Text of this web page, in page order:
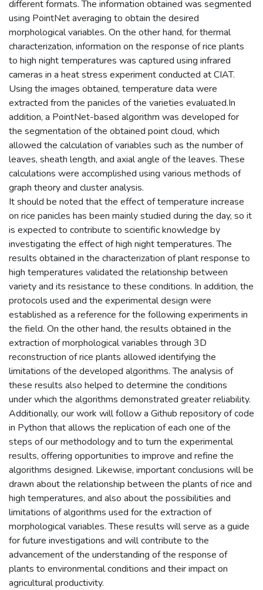
different formats. The information obtained was segmented
using PointNet averaging to obtain the desired
morphological variables. On the other hand, for thermal
characterization, information on the response of rice plants
to high night temperatures was captured using infrared
cameras in a heat stress experiment conducted at CIAT.
Using the images obtained, temperature data were
extracted from the panicles of the varieties evaluated.In
addition, a PointNet-based algorithm was developed for
the segmentation of the obtained point cloud, which
allowed the calculation of variables such as the number of
leaves, sheath length, and axial angle of the leaves. These
calculations were accomplished using various methods of
graph theory and cluster analysis.
It should be noted that the effect of temperature increase
on rice panicles has been mainly studied during the day, so it
is expected to contribute to scientific knowledge by
investigating the effect of high night temperatures. The
results obtained in the characterization of plant response to
high temperatures validated the relationship between
variety and its resistance to these conditions. In addition, the
protocols used and the experimental design were
established as a reference for the following experiments in
the field. On the other hand, the results obtained in the
extraction of morphological variables through 3D
reconstruction of rice plants allowed identifying the
limitations of the developed algorithms. The analysis of
these results also helped to determine the conditions
under which the algorithms demonstrated greater reliability.
Additionally, our work will follow a Github repository of code
in Python that allows the replication of each one of the
steps of our methodology and to turn the experimental
results, offering opportunities to improve and refine the
algorithms designed. Likewise, important conclusions will be
drawn about the relationship between the plants of rice and
high temperatures, and also about the possibilities and
limitations of algorithms used for the extraction of
morphological variables. These results will serve as a guide
for future investigations and will contribute to the
advancement of the understanding of the response of
plants to environmental conditions and their impact on
agricultural productivity.